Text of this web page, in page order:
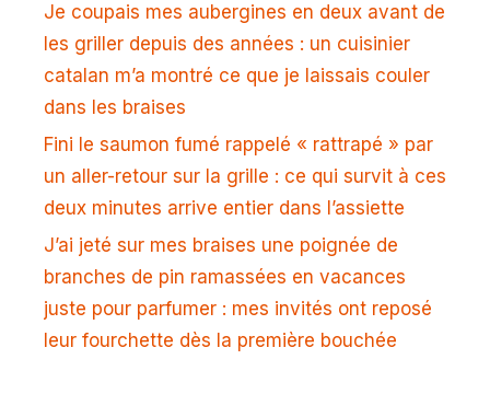
Je coupais mes aubergines en deux avant de
les griller depuis des années : un cuisinier
catalan m’a montré ce que je laissais couler
dans les braises
Fini le saumon fumé rappelé « rattrapé » par
un aller-retour sur la grille : ce qui survit à ces
deux minutes arrive entier dans l’assiette
J’ai jeté sur mes braises une poignée de
branches de pin ramassées en vacances
juste pour parfumer : mes invités ont reposé
leur fourchette dès la première bouchée